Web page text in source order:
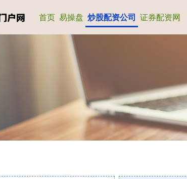
首页 易操盘 炒股配资公司 证券配资网